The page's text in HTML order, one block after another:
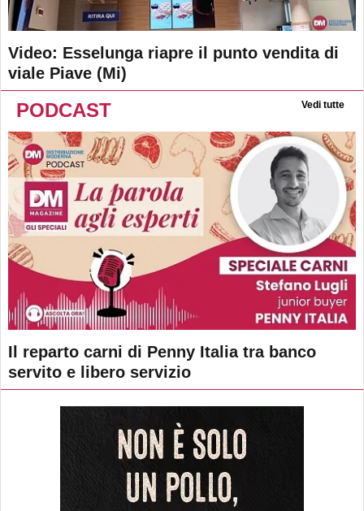
Video: Esselunga riapre il punto vendita di
viale Piave (Mi)
PODCAST Vedi tutte
Il reparto carni di Penny Italia tra banco
servito e libero servizio